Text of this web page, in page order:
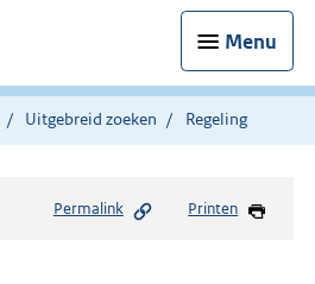
Menu
Uitgebreid zoeken Regeling
Permalink Printen